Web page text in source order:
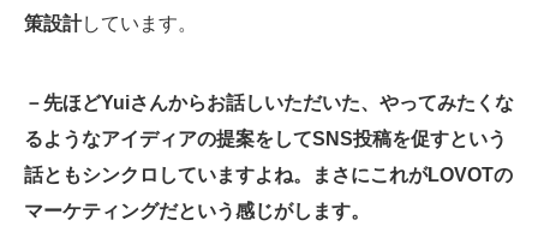
策設計しています。
－先ほどYuiさんからお話しいただいた、やってみたくな
るようなアイディアの提案をしてSNS投稿を促すという
話ともシンクロしていますよね。まさにこれがLOVOTの
マーケティングだという感じがします。